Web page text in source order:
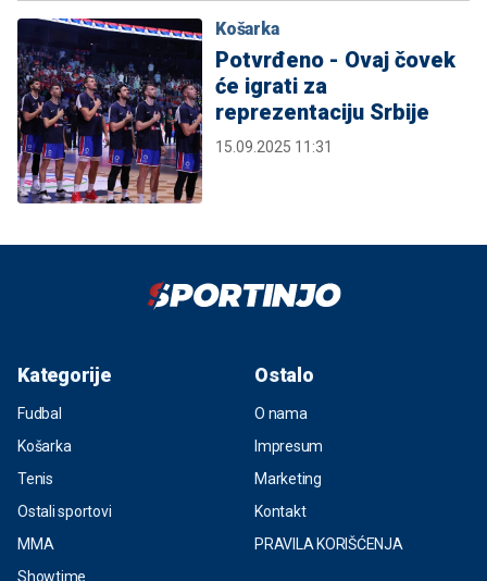
Košarka
Potvrđeno - Ovaj čovek
će igrati za
reprezentaciju Srbije
15.09.2025 11:31
Kategorije
Fudbal
Košarka
Tenis
Ostali sportovi
MMA
Showtime
Ostalo
O nama
Impresum
Marketing
Kontakt
PRAVILA KORIŠĆENJA